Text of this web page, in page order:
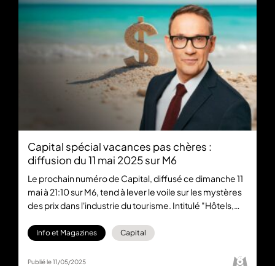
Capital spécial vacances pas chères :
diffusion du 11 mai 2025 sur M6
Le prochain numéro de Capital, diffusé ce dimanche 11
mai à 21:10 sur M6, tend à lever le voile sur les mystères
des prix dans l'industrie du tourisme. Intitulé "Hôtels,
infernale des prix ?", cet épisode se positionne comme
avisés. L’émission est à retrouver en replay
Info et Magazines Capital
Publié le 11/05/2025